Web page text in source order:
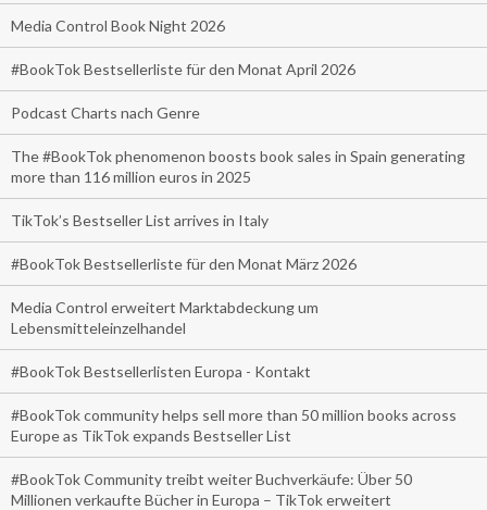
Media Control Book Night 2026
#BookTok Bestsellerliste für den Monat April 2026
Podcast Charts nach Genre
The #BookTok phenomenon boosts book sales in Spain generating
more than 116 million euros in 2025
TikTok’s Bestseller List arrives in Italy
#BookTok Bestsellerliste für den Monat März 2026
Media Control erweitert Marktabdeckung um
Lebensmitteleinzelhandel
#BookTok Bestsellerlisten Europa - Kontakt
#BookTok community helps sell more than 50 million books across
Europe as TikTok expands Bestseller List
#BookTok Community treibt weiter Buchverkäufe: Über 50
Millionen verkaufte Bücher in Europa – TikTok erweitert